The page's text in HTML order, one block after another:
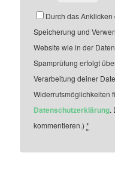
Durch das
Speicherung und
Website wie in der
Spamprüfung erfolgt
Verarbeitung deiner
Widerrufsmöglichkeiten
Datenschutzerklärung.
kommentieren.)*